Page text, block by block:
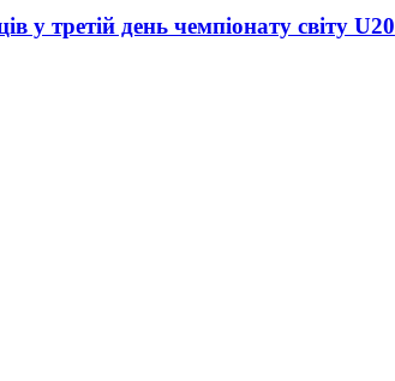
у третій день чемпіонату світу U20